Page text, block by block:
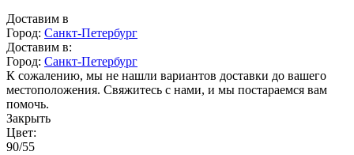
Доставим в
Город: Санкт-Петербург
Доставим в:
Город: Санкт-Петербург
К сожалению, мы не нашли вариантов доставки до вашего
местоположения. Свяжитесь с нами, и мы постараемся вам
помочь.
Закрыть
Цвет:
90/55